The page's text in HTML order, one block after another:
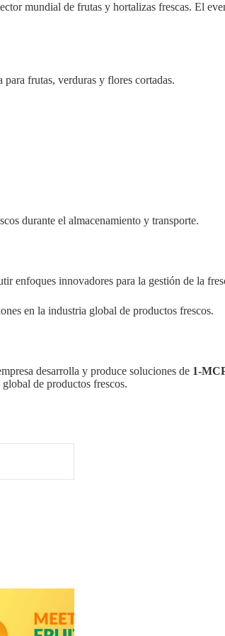
mundial de frutas y hortalizas frescas. El
para frutas, verduras y flores cortadas.
durante el almacenamiento y transporte.
enfoques innovadores para la gestión de la
en la industria global de productos frescos.
desarrolla y produce soluciones de 1-
de productos frescos.